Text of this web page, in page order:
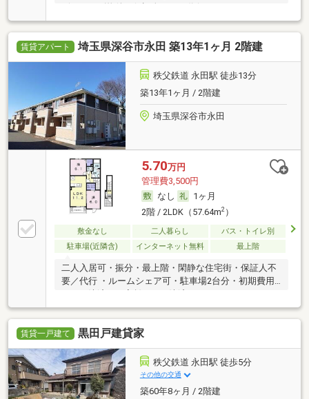
ザイナーズ物件・保証人不要／代行
賃貸アパート 埼玉県深谷市永田 築13年1ヶ月 2階建
秩父鉄道 永田駅 徒歩13分
築13年1ヶ月 / 2階建
埼玉県深谷市永田
5.70万円
管理費3,500円
なし
1ヶ月
2階 / 2LDK（57.64m2）
敷金なし 二人暮らし
バス・トイレ別
駐車場(近隣含)
インターネット無料 最上階
二人入居可・振分・最上階・閑静な住宅街・保証人不
要／代行 ・ルームシェア可・駐車場2台分・初期費用
賃貸一戸建て 黒田戸建貸家
秩父鉄道 永田駅 徒歩5分
その他の交通
築60年8ヶ月 / 2階建